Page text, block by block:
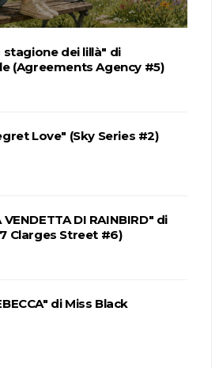
stagione dei lillà" di
(Agreements Agency #5)
Love" (Sky Series #2)
DI RAINBIRD" di
Clarges Street #6)
di Miss Black